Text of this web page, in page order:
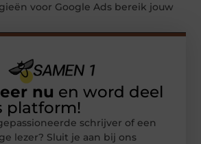
voor Google Ads bereik jouw
nu en word deel
platform!
schrijver of een
lezer? Sluit je aan bij ons